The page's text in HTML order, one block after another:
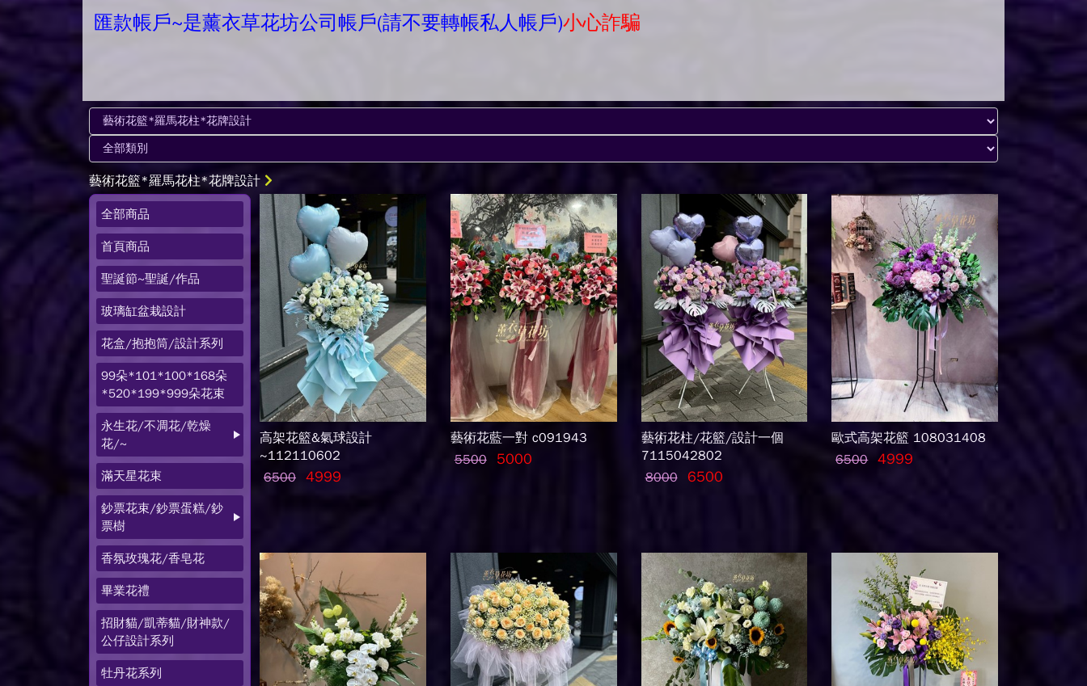
匯款帳戶~是薰衣草花坊公司帳戶(請不要轉帳私人帳戶)小心詐騙
藝術花籃*羅馬花柱*花牌設計
全部商品
首頁商品
聖誕節~聖誕/作品
玻璃缸盆栽設計
花盒/抱抱筒/設計系列
99朵*101*100*168朵
*520*199*999朵花束
永生花/不凋花/乾燥
花/~
滿天星花束
鈔票花束/鈔票蛋糕/鈔
票樹
香氛玫瑰花/香皂花
畢業花禮
招財貓/凱蒂貓/財神款/
公仔設計系列
牡丹花系列
高架花籃&氣球設計
~112110602
6500 4999
藝術花藍一對 c091943
5500
5000
藝術花柱/花籃/設計一個
7115042802
8000
6500
歐式高架花籃 108031408
6500 4999